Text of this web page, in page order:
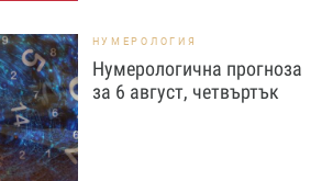
НУМЕРОЛОГИЯ
Нумерологична прогноза
за 6 август, четвъртък